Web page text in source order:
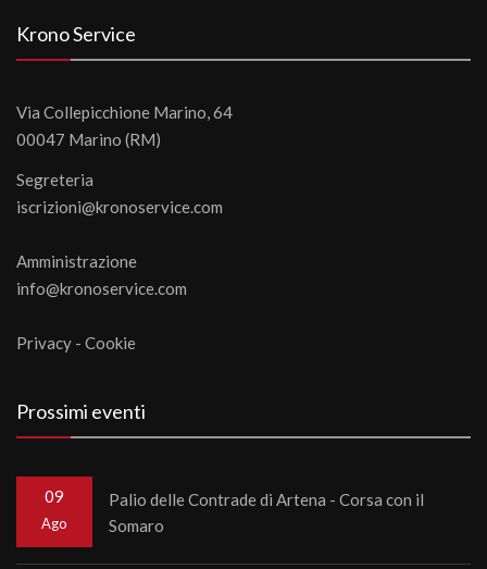
Krono Service
Via Collepicchione Marino, 64
00047 Marino (RM)
Segreteria
iscrizioni@kronoservice.com
Amministrazione
info@kronoservice.com
Privacy - Cookie
Prossimi eventi
09
Ago
Palio delle Contrade di Artena - Corsa con il
Somaro